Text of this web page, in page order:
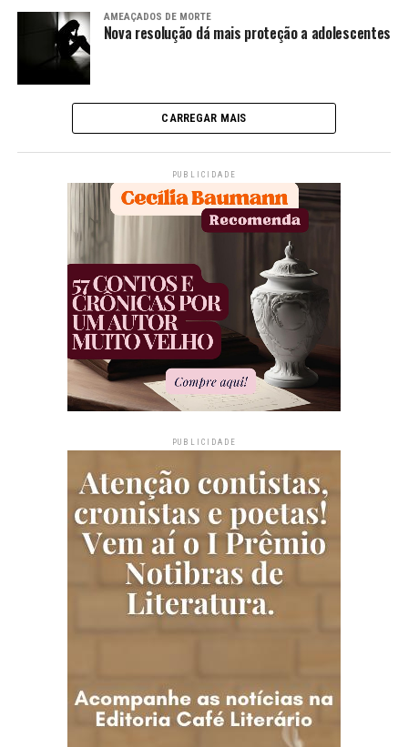
AMEAÇADOS DE MORTE
Nova resolução dá mais proteção a adolescentes
CARREGAR MAIS
PUBLICIDADE
PUBLICIDADE